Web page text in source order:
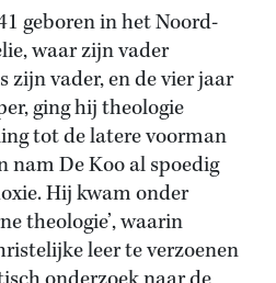
geboren in het Noord-
waar zijn vader
zijn vader, en de vier jaar
ging hij theologie
tot de latere voorman
nam De Koo al spoedig
Hij kwam onder
theologie’, waarin
leer te verzoenen